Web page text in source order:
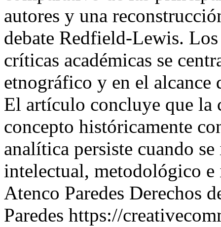
autores y una
debate Redfield-Lewis.
críticas académicas se
etnográfico y en el alcance
El artículo concluye que la
concepto históricamente
analítica persiste cuando
intelectual, metodológico
Atenco Paredes Derechos
Paredes https://